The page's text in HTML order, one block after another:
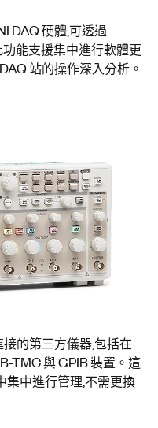
DAQ 硬體,可透過
能支援集中進行軟體更
站的操作深入分析。
的第三方儀器,包括在
TMC 與 GPIB 裝置。這
集中進行管理,不需更換